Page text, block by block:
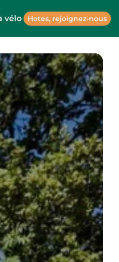
vélo Hotes, rejoignez-nous